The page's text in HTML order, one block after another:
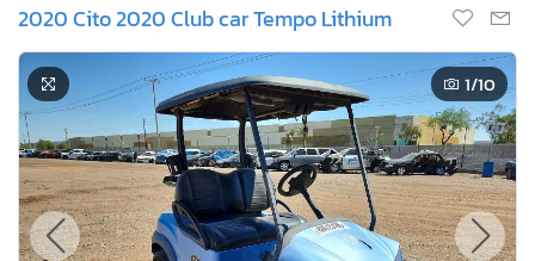
2020 Cito 2020 Club car Tempo Lithium
1/10